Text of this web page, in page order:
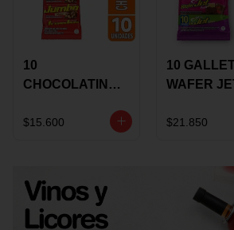
10
CHOCOLATINA
17 GRS
$15.600
10
WAFER
GRS
$21.850